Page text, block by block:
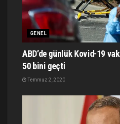
GENEL
ABD’de günlük Kovid-19
50 bini geçti
Temmuz 2, 2020